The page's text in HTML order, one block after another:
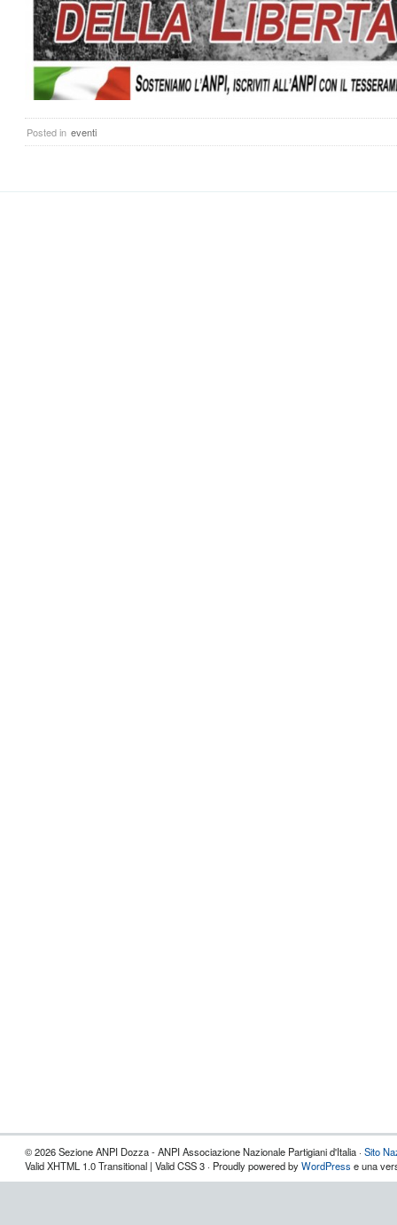
Posted in eventi
© 2026 Sezione ANPI Dozza - ANPI Associazione Nazionale Partigiani d'Italia · Sito
Valid XHTML 1.0 Transitional | Valid CSS 3 · Proudly powered byWordPress e una